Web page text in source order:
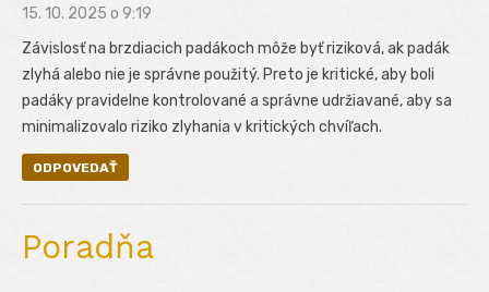
15. 10. 2025 o 9:19
Závislosť na brzdiacich padákoch môže byť riziková, ak padák
zlyhá alebo nie je správne použitý. Preto je kritické, aby boli
padáky pravidelne kontrolované a správne udržiavané, aby sa
minimalizovalo riziko zlyhania v kritických chvíľach.
ODPOVEDAŤ
Poradňa